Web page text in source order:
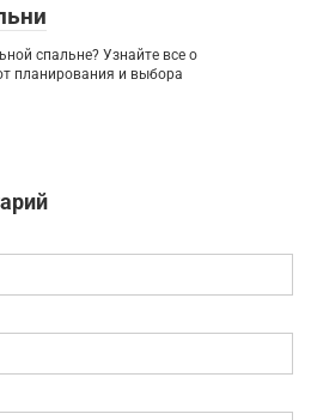
спальне? Узнайте все о
планирования и выбора